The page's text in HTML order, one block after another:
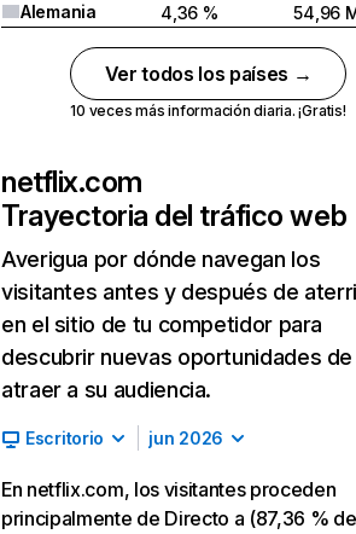
Alemania
4,36 % 54,96
Ver todos los países →
10 veces más información diaria. ¡Gratis!
netflix.com
Trayectoria del tráfico web
Averigua por dónde navegan los
visitantes antes y después de
en el sitio de tu competidor para
descubrir nuevas oportunidades de
atraer a su audiencia.
Escritorio jun 2026
En netflix.com, los visitantes proceden
principalmente de Directo a (87,36 % de